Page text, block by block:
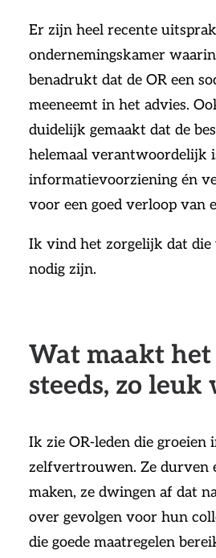
Er zijn heel recente
ondernemingskamer
benadrukt dat de OR een
meeneemt in het advies.
duidelijk gemaakt dat de
helemaal verantwoordelijk
informatievoorziening én
voor een goed verloop van
Ik vind het zorgelijk dat die
nodig zijn.
Wat maakt het
steeds, zo leuk
Ik zie OR-leden die groeien
zelfvertrouwen. Ze durven
maken, ze dwingen af dat
over gevolgen voor hun
die goede maatregelen